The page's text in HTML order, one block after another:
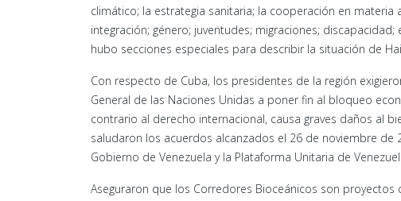
climático; la estrategia sanitaria; la cooperación en
integración; género; juventudes; migraciones;
hubo secciones especiales para describir la situación de
Con respecto de Cuba, los presidentes de la región
General de las Naciones Unidas a poner fin al bloqueo
contrario al derecho internacional, causa graves daños al
saludaron los acuerdos alcanzados el 26 de noviembre
Gobierno de Venezuela y la Plataforma Unitaria de
Aseguraron que los Corredores Bioceánicos son